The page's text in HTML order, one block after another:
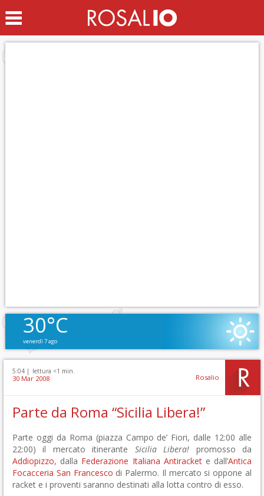
30°C
venerdì 7 ago
5:04 | lettura <1 min.
30 Mar 2008 Rosalio
Parte da Roma “Sicilia Libera!”
Parte oggi da Roma (piazza Campo de’ Fiori, dalle 12:00 alle
22:00) il mercato itinerante Sicilia Libera! promosso da
Addiopizzo, dalla Federazione Italiana Antirackete dall’Antica
Focacceria San Francesco di Palermo. Il mercato si oppone al
racket e i proventi saranno destinati alla lotta contro di esso.